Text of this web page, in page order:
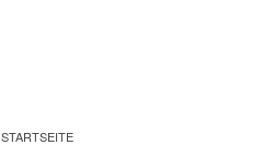
STARTSEITE